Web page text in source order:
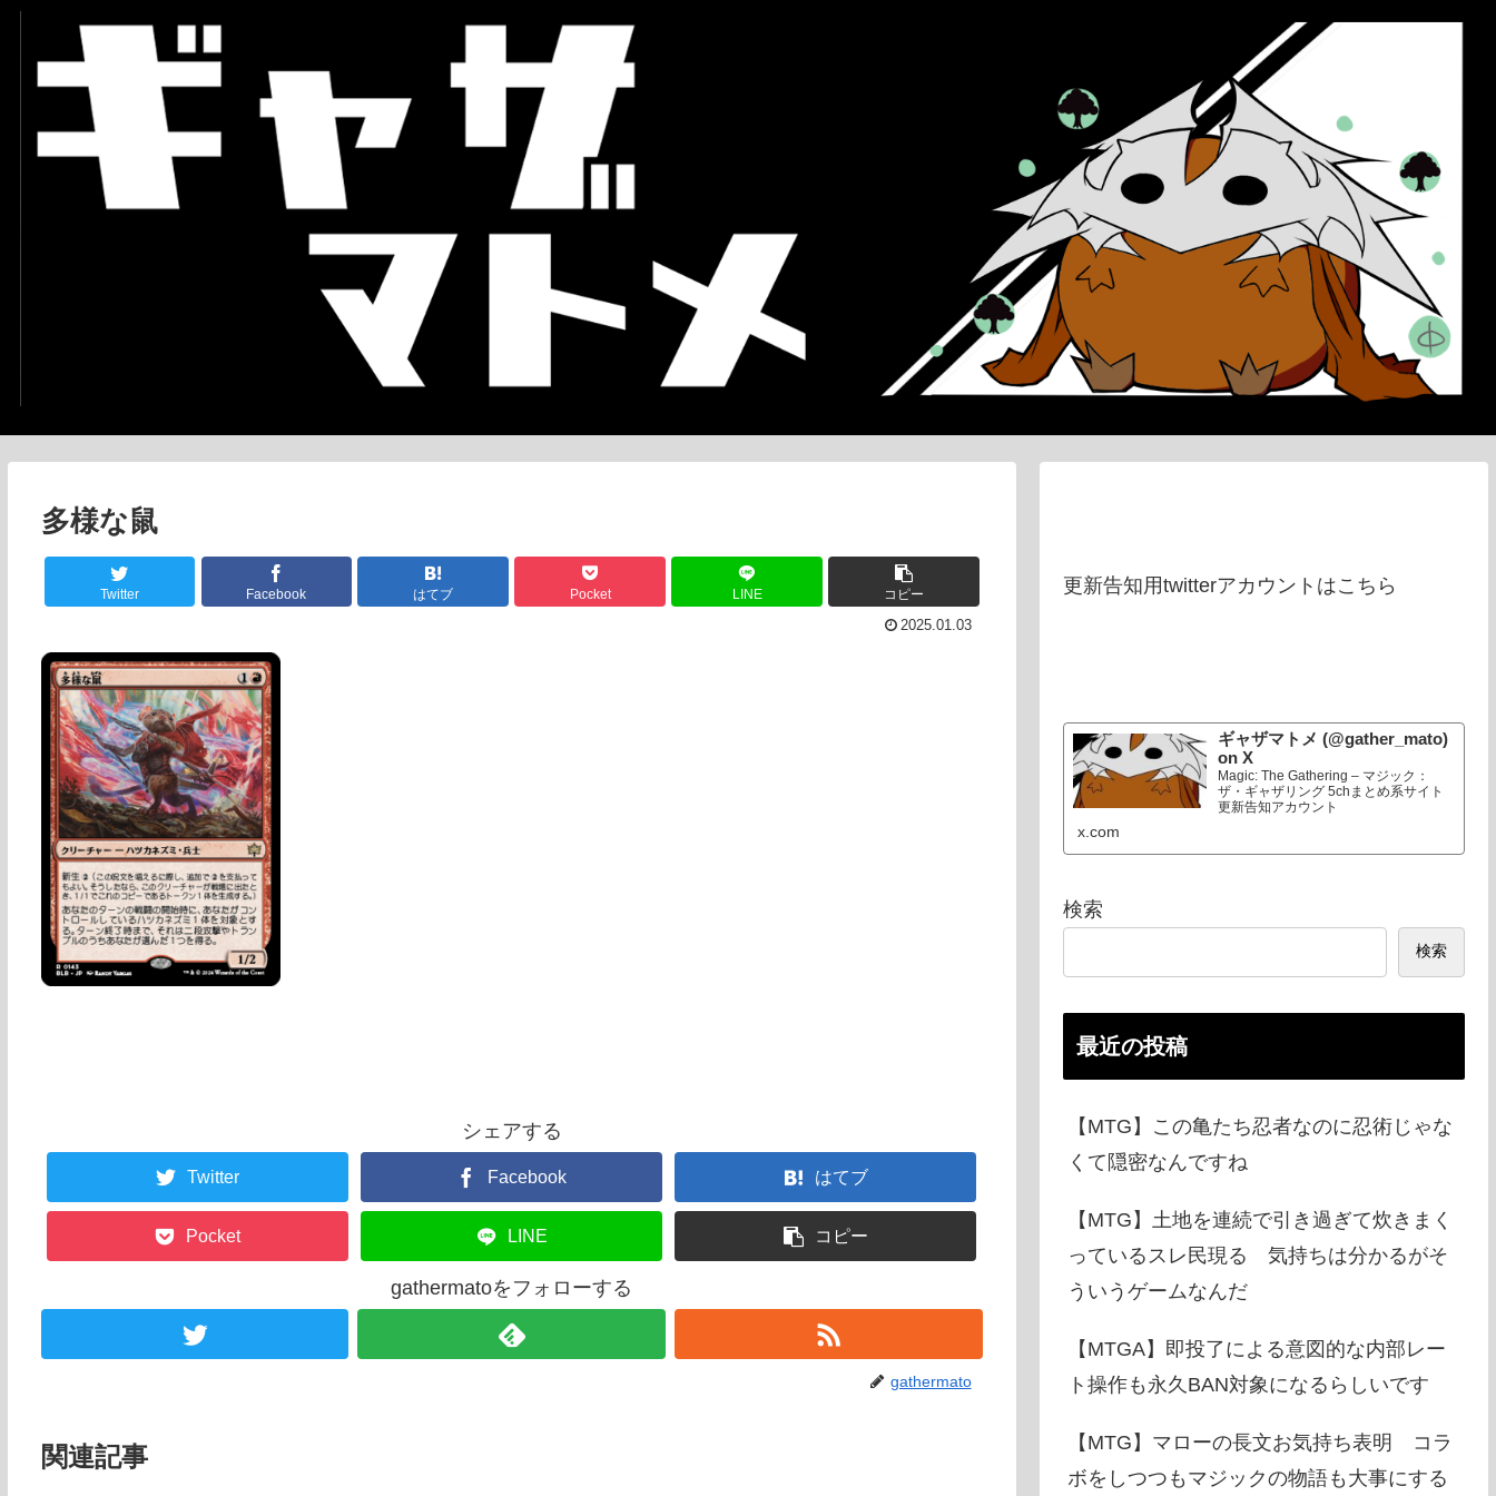
多様な鼠
Twitter Facebook はてブ Pocket LINE コピー
2025.01.03
シェアする
Twitter Facebook はてブ
Pocket LINE コピー
gathermatoをフォローする
gathermato
関連記事
更新告知用twitterアカウントはこちら
ギャザマトメ (@gather_mato)
on X
Magic: The Gathering – マジック：
ザ・ギャザリング 5chまとめ系サイト
更新告知アカウント
x.com
検索
検索
最近の投稿
【MTG】この亀たち忍者なのに忍術じゃな
くて隠密なんですね
【MTG】土地を連続で引き過ぎて炊きまく
っているスレ民現る 気持ちは分かるがそ
ういうゲームなんだ
【MTGA】即投了による意図的な内部レー
ト操作も永久BAN対象になるらしいです
【MTG】マローの長文お気持ち表明 コラ
ボをしつつもマジックの物語も大事にする